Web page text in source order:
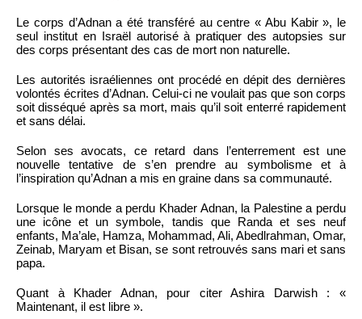
Le corps d’Adnan a été transféré au centre « Abu Kabir », le
seul institut en Israël autorisé à pratiquer des autopsies sur
des corps présentant des cas de mort non naturelle.
Les autorités israéliennes ont procédé en dépit des dernières
volontés écrites d’Adnan. Celui-ci ne voulait pas que son corps
soit disséqué après sa mort, mais qu’il soit enterré rapidement
et sans délai.
Selon ses avocats, ce retard dans l’enterrement est une
nouvelle tentative de s’en prendre au symbolisme et à
l’inspiration qu’Adnan a mis en graine dans sa communauté.
Lorsque le monde a perdu Khader Adnan, la Palestine a perdu
une icône et un symbole, tandis que Randa et ses neuf
enfants, Ma’ale, Hamza, Mohammad, Ali, Abedlrahman, Omar,
Zeinab, Maryam et Bisan, se sont retrouvés sans mari et sans
papa.
Quant à Khader Adnan, pour citer Ashira Darwish : «
Maintenant, il est libre ».